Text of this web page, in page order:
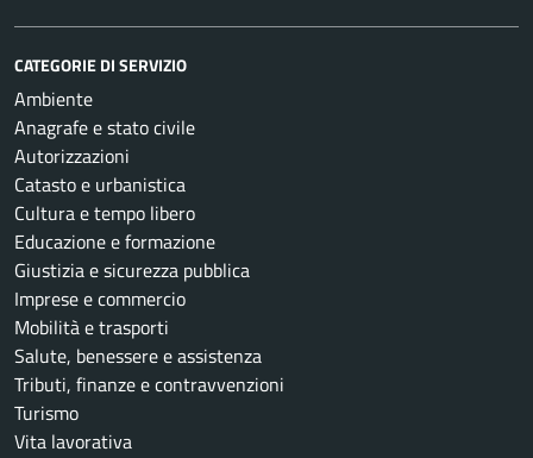
CATEGORIE DI SERVIZIO
Ambiente
Anagrafe e stato civile
Autorizzazioni
Catasto e urbanistica
Cultura e tempo libero
Educazione e formazione
Giustizia e sicurezza pubblica
Imprese e commercio
Mobilità e trasporti
Salute, benessere e assistenza
Tributi, finanze e contravvenzioni
Turismo
Vita lavorativa